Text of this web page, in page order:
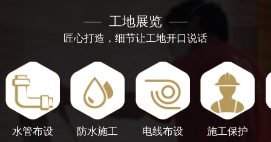
工地展览
匠心打造，细节让工地开口说话
水管布设 防水施工 电线布设 施工保护